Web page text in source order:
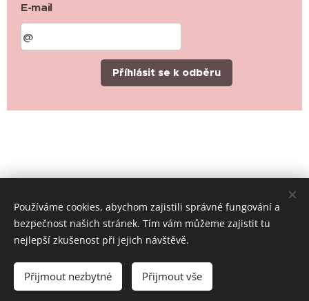
E-mail
Příhlásit se k odběru
© 2019-2026 Místní skupina ČČK Rychvald, všechna práva
Cookies
Používáme cookies, abychom zajistili správné fungování a
bezpečnost našich stránek. Tím vám můžeme zajistit tu
nejlepší zkušenost při jejich návštěvě.
Přijmout nezbytné Přijmout vše